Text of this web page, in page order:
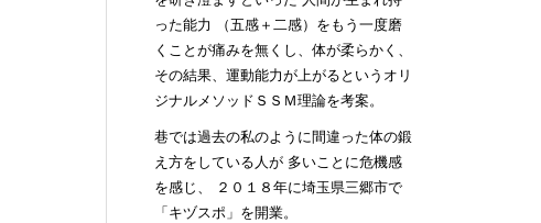
った能力 （五感＋二感）をもう一度磨
くことが痛みを無くし、体が柔らかく、
その結果、運動能力が上がるというオリ
ジナルメソッドＳＳＭ理論を考案。
巷では過去の私のように間違った体の鍛
え方をしている人が 多いことに危機感
を感じ、 ２０１８年に埼玉県三郷市で
「キヅスポ」を開業。